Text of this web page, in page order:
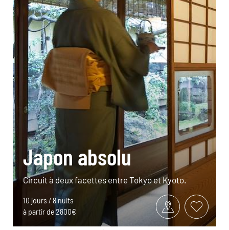
Japon absolu
Circuit à deux facettes entre Tokyo et Kyoto.
10 jours / 8 nuits
à partir de 2800€